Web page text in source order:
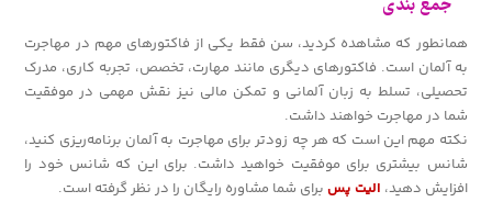
جمع بندی
همانطور که مشاهده کردید، سن فقط یکی از فاکتورهای مهم در مهاجرت
به آلمان است. فاکتورهای دیگری مانند مهارت، تخصص، تجربه کاری، مدرک
تحصیلی، تسلط به زبان آلمانی و تمکن مالی نیز نقش مهمی در موفقیت
شما در مهاجرت خواهند داشت.
نکته مهم این است که هر چه زودتر برای مهاجرت به آلمان برنامه‌ریزی کنید،
شانس بیشتری برای موفقیت خواهید داشت. برای این که شانس خود را
افزایش دهید، الیت پس برای شما مشاوره رایگان را در نظر گرفته است.